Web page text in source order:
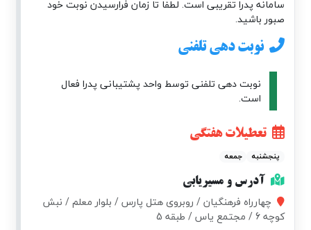
سامانه پدرا تقریبی است. لطفا تا زمان فرارسیدن نوبت خود
صبور باشید.
نوبت دهی تلفنی
نوبت دهی تلفنی توسط واحد پشتیبانی پدرا فعال
است.
تعطیلات هفتگی
پنجشنبه جمعه
آدرس و مسیریابی
چهارراه فرهنگیان / روبروی هتل پارس / بلوار معلم / نبش
کوچه 6 / مجتمع یاس / طبقه 5